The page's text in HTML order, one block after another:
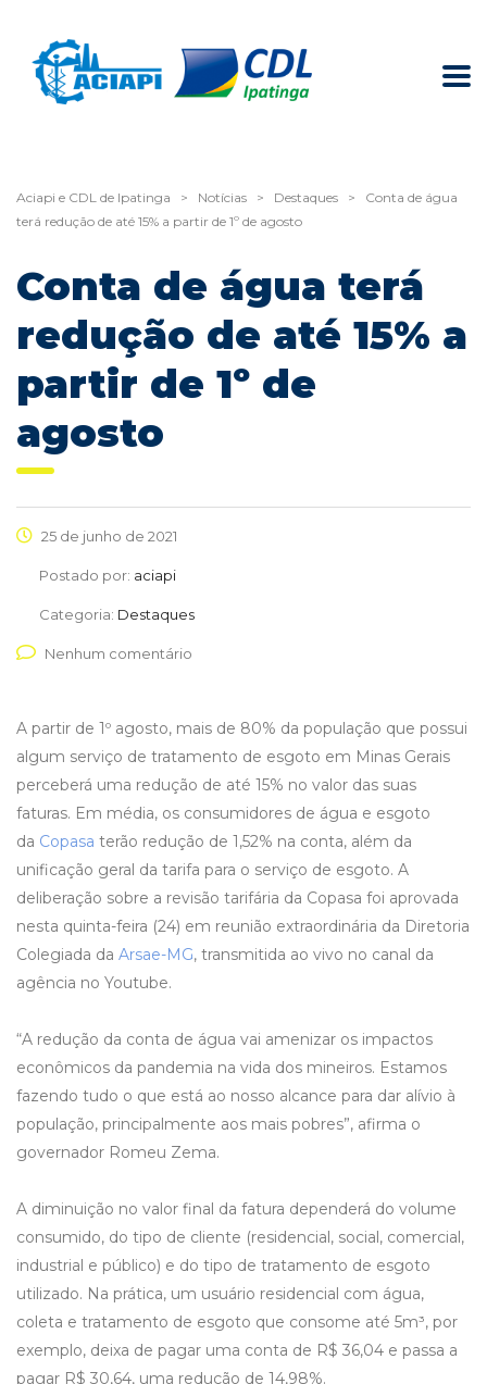
Aciapi e CDL de Ipatinga > Notícias > Destaques >
Conta de água
terá redução de até 15% a partir de 1º de agosto
Conta de água terá
redução de até 15% a
partir de 1º de
agosto
25 de junho de 2021
Postado por: aciapi
Categoria: Destaques
Nenhum comentário
A partir de 1º agosto, mais de 80% da população que possui
algum serviço de tratamento de esgoto em Minas Gerais
perceberá uma redução de até 15% no valor das suas
faturas. Em média, os consumidores de água e esgoto
da Copasa terão redução de 1,52% na conta, além da
unificação geral da tarifa para o serviço de esgoto. A
deliberação sobre a revisão tarifária da Copasa foi aprovada
nesta quinta-feira (24) em reunião extraordinária da Diretoria
Colegiada da Arsae-MG, transmitida ao vivo no canal da
agência no Youtube.
“A redução da conta de água vai amenizar os impactos
econômicos da pandemia na vida dos mineiros. Estamos
fazendo tudo o que está ao nosso alcance para dar alívio à
população, principalmente aos mais pobres”, afirma o
governador Romeu Zema.
A diminuição no valor final da fatura dependerá do volume
consumido, do tipo de cliente (residencial, social, comercial,
industrial e público) e do tipo de tratamento de esgoto
utilizado. Na prática, um usuário residencial com água,
coleta e tratamento de esgoto que consome até 5m³, por
exemplo, deixa de pagar uma conta de R$ 36,04 e passa a
pagar R$ 30,64, uma redução de 14,98%.